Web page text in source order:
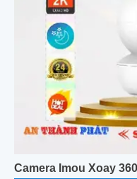
Camera Imou Xoay